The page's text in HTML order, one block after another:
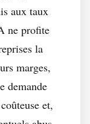
aux taux
ne profite
la
marges,
demande
et,